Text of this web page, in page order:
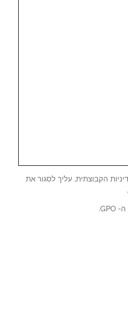
עליך לסגור את